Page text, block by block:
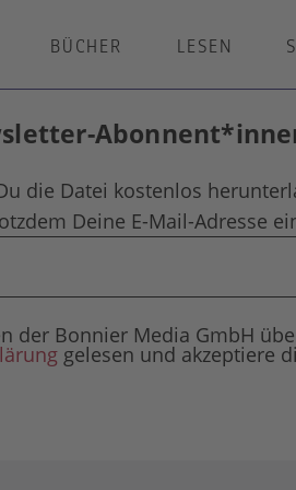
BÜCHER LESEN
die Datei kostenlos
Deine E-Mail-Adresse
der Bonnier Media GmbH
gelesen und akzeptiere